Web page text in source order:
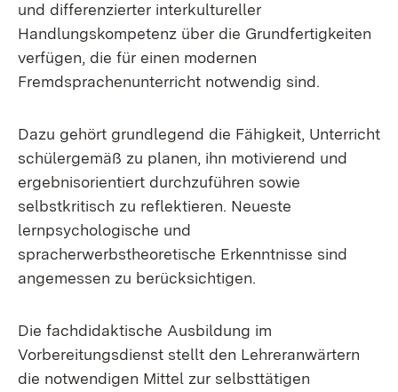
und differenzierter interkultureller
Handlungskompetenz über die Grundfertigkeiten
verfügen, die für einen modernen
Fremdsprachenunterricht notwendig sind.
Dazu gehört grundlegend die Fähigkeit, Unterricht
schülergemäß zu planen, ihn motivierend und
ergebnisorientiert durchzuführen sowie
selbstkritisch zu reflektieren. Neueste
lernpsychologische und
spracherwerbstheoretische Erkenntnisse sind
angemessen zu berücksichtigen.
Die fachdidaktische Ausbildung im
Vorbereitungsdienst stellt den Lehreranwärtern
die notwendigen Mittel zur selbsttätigen